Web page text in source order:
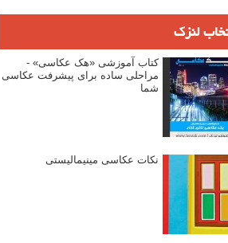
لنزک
کتاب آموزشی «هک عکاسی» -
مراحلی ساده برای پیشرفت عکاسی
شما
نکات عکاسی مینیمالیستی